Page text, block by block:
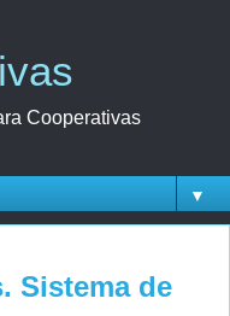
Cooperativas
▼
Sistema de